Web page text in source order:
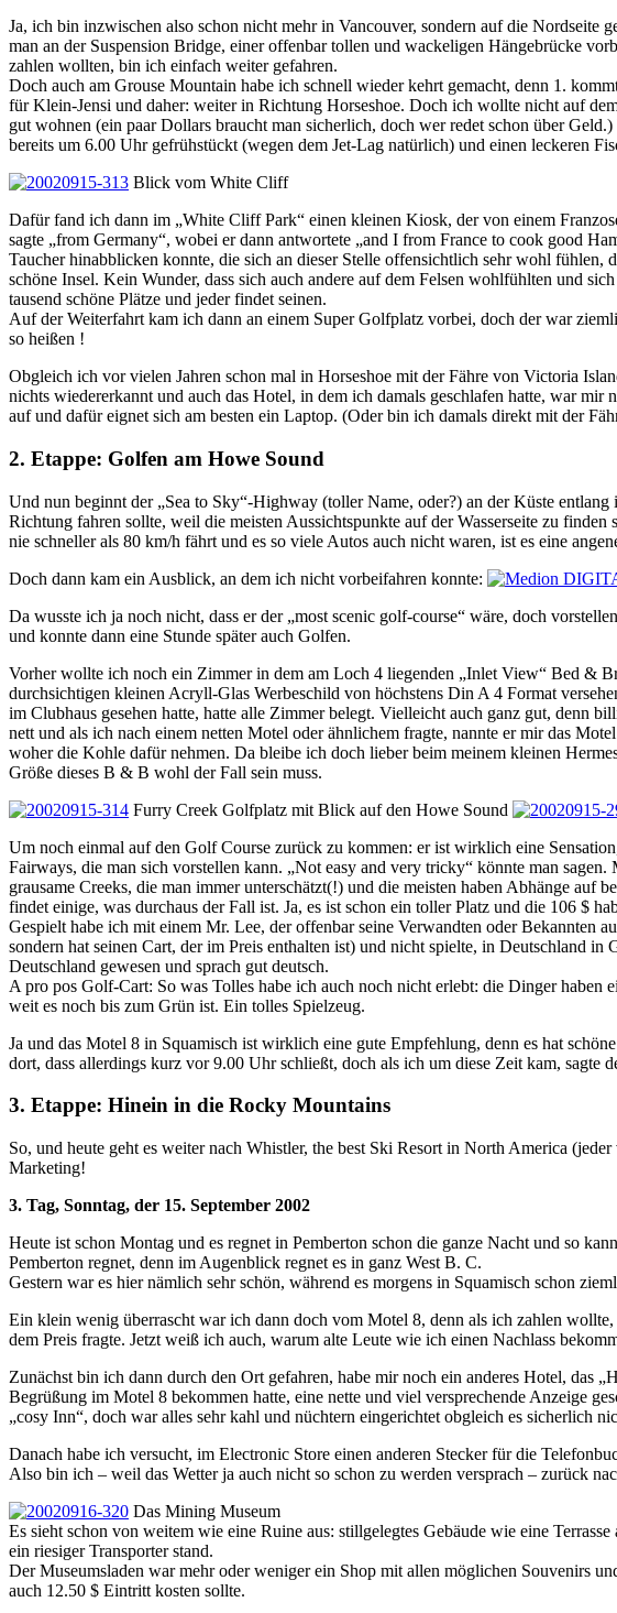
Ja, ich bin inzwischen also schon nicht mehr in Vancouver, sondern auf die
man an der Suspension Bridge, einer offenbar tollen und wackeligen Hängebrücke
zahlen wollten, bin ich einfach weiter gefahren.
Doch auch am Grouse Mountain habe ich schnell wieder kehrt gemacht, denn 1.
für Klein-Jensi und daher: weiter in Richtung Horseshoe. Doch ich wollte nicht auf
gut wohnen (ein paar Dollars braucht man sicherlich, doch wer redet schon über
bereits um 6.00 Uhr gefrühstückt (wegen dem Jet-Lag natürlich) und einen leckeren
Blick vom White Cliff
Dafür fand ich dann im „White Cliff Park“ einen kleinen Kiosk, der von einem
sagte „from Germany“, wobei er dann antwortete „and I from France to cook good
Taucher hinabblicken konnte, die sich an dieser Stelle offensichtlich sehr wohl
schöne Insel. Kein Wunder, dass sich auch andere auf dem Felsen wohlfühlten und
tausend schöne Plätze und jeder findet seinen.
Auf der Weiterfahrt kam ich dann an einem Super Golfplatz vorbei, doch der war
so heißen !
Obgleich ich vor vielen Jahren schon mal in Horseshoe mit der Fähre von Victoria
nichts wiedererkannt und auch das Hotel, in dem ich damals geschlafen hatte, war
auf und dafür eignet sich am besten ein Laptop. (Oder bin ich damals direkt mit der
2. Etappe: Golfen am Howe Sound
Und nun beginnt der „Sea to Sky“-Highway (toller Name, oder?) an der Küste
Richtung fahren sollte, weil die meisten Aussichtspunkte auf der Wasserseite zu
nie schneller als 80 km/h fährt und es so viele Autos auch nicht waren, ist es eine
Doch dann kam ein Ausblick, an dem ich nicht vorbeifahren konnte:
Da wusste ich ja noch nicht, dass er der „most scenic golf-course“ wäre, doch
und konnte dann eine Stunde später auch Golfen.
Vorher wollte ich noch ein Zimmer in dem am Loch 4 liegenden „Inlet View“ Bed &
durchsichtigen kleinen Acryll-Glas Werbeschild von höchstens Din A 4 Format
im Clubhaus gesehen hatte, hatte alle Zimmer belegt. Vielleicht auch ganz gut, denn
nett und als ich nach einem netten Motel oder ähnlichem fragte, nannte er mir das
woher die Kohle dafür nehmen. Da bleibe ich doch lieber beim meinem kleinen
Größe dieses B & B wohl der Fall sein muss.
Furry Creek Golfplatz mit Blick auf den Howe Sound
Um noch einmal auf den Golf Course zurück zu kommen: er ist wirklich eine
Fairways, die man sich vorstellen kann. „Not easy and very tricky“ könnte man
grausame Creeks, die man immer unterschätzt(!) und die meisten haben Abhänge
findet einige, was durchaus der Fall ist. Ja, es ist schon ein toller Platz und die 106 $
Gespielt habe ich mit einem Mr. Lee, der offenbar seine Verwandten oder Bekannten
sondern hat seinen Cart, der im Preis enthalten ist) und nicht spielte, in Deutschland
Deutschland gewesen und sprach gut deutsch.
A pro pos Golf-Cart: So was Tolles habe ich auch noch nicht erlebt: die Dinger
weit es noch bis zum Grün ist. Ein tolles Spielzeug.
Ja und das Motel 8 in Squamisch ist wirklich eine gute Empfehlung, denn es hat
dort, dass allerdings kurz vor 9.00 Uhr schließt, doch als ich um diese Zeit kam, sagte
3. Etappe: Hinein in die Rocky Mountains
So, und heute geht es weiter nach Whistler, the best Ski Resort in North America
Marketing!
3. Tag, Sonntag, der 15. September 2002
Heute ist schon Montag und es regnet in Pemberton schon die ganze Nacht und so
Pemberton regnet, denn im Augenblick regnet es in ganz West B. C.
Gestern war es hier nämlich sehr schön, während es morgens in Squamisch schon
Ein klein wenig überrascht war ich dann doch vom Motel 8, denn als ich zahlen
dem Preis fragte. Jetzt weiß ich auch, warum alte Leute wie ich einen Nachlass
Zunächst bin ich dann durch den Ort gefahren, habe mir noch ein anderes Hotel, das
Begrüßung im Motel 8 bekommen hatte, eine nette und viel versprechende Anzeige
„cosy Inn“, doch war alles sehr kahl und nüchtern eingerichtet obgleich es sicherlich
Danach habe ich versucht, im Electronic Store einen anderen Stecker für die
Also bin ich – weil das Wetter ja auch nicht so schon zu werden versprach – zurück
Das Mining Museum
Es sieht schon von weitem wie eine Ruine aus: stillgelegtes Gebäude wie eine
ein riesiger Transporter stand.
Der Museumsladen war mehr oder weniger ein Shop mit allen möglichen Souvenirs
auch 12.50 $ Eintritt kosten sollte.